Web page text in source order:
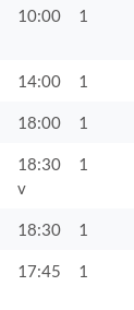
10:00 1
14:00 1
18:00 1
18:30
v
1
18:30 1
17:45 1